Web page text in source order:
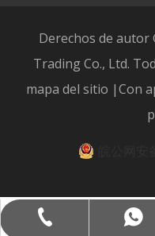
Derechos de autor
Trading Co., Ltd.
mapa del sitio |Con